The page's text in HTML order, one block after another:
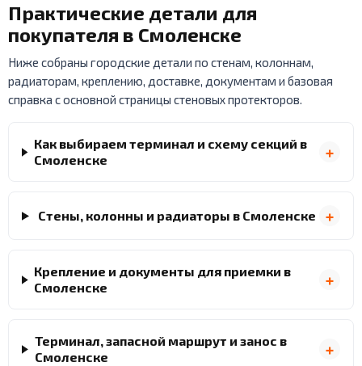
Практические детали для
покупателя в Смоленске
Ниже собраны городские детали по стенам, колоннам,
радиаторам, креплению, доставке, документам и базовая
справка с основной страницы стеновых протекторов.
Как выбираем терминал и схему секций в
Смоленске
Стены, колонны и радиаторы в Смоленске
Крепление и документы для приемки в
Смоленске
Терминал, запасной маршрут и занос в
Смоленске